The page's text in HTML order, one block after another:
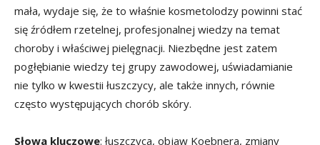
mała, wydaje się, że to właśnie kosmetolodzy powinni stać
się źródłem rzetelnej, profesjonalnej wiedzy na temat
choroby i właściwej pielęgnacji. Niezbędne jest zatem
pogłębianie wiedzy tej grupy zawodowej, uświadamianie
nie tylko w kwestii łuszczycy, ale także innych, równie
często występujących chorób skóry.
Słowa kluczowe: łuszczyca, objaw Koebnera, zmiany